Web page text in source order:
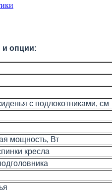
и опции:
с подлокотниками, см
мощность, Вт
кресла